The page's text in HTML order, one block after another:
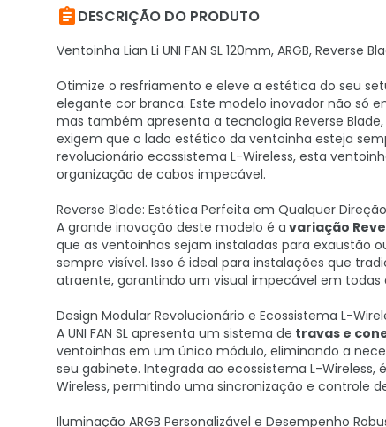
DESCRIÇÃO DO PRODUTO
Ventoinha Lian Li UNI FAN SL 120mm, ARGB, Reverse
Otimize o resfriamento e eleve a estética do seu
elegante cor branca. Este modelo inovador não só
mas também apresenta a tecnologia Reverse
exigem que o lado estético da ventoinha esteja
revolucionário ecossistema L-Wireless, esta
organização de cabos impecável.
Reverse Blade: Estética Perfeita em Qualquer Direção
A grande inovação deste modelo é a variação
que as ventoinhas sejam instaladas para exaustão
sempre visível. Isso é ideal para instalações que
atraente, garantindo um visual impecável em todas
Design Modular Revolucionário e Ecossistema L-
A UNI FAN SL apresenta um sistema de travas e
ventoinhas em um único módulo, eliminando a
seu gabinete. Integrada ao ecossistema L-Wireless,
Wireless, permitindo uma sincronização e controle
Iluminação ARGB Personalizável e Desempenho